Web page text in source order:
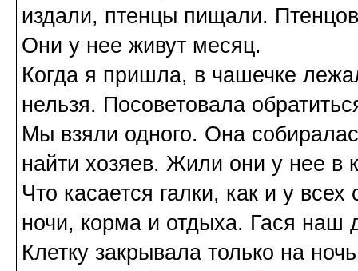
издали, птенцы пищали.
Они у нее живут месяц.
Когда я пришла, в чашечке
нельзя. Посоветовала
Мы взяли одного. Она
найти хозяев. Жили они у нее в
Что касается галки, как и у
ночи, корма и отдыха. Гася наш
Клетку закрывала только на